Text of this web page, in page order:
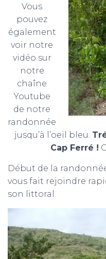
Vous
pouvez
également
voir notre
vidéo sur
notre
chaîne
Youtube
de notre
randonnée
jusqu’à l’oeil bleu.
Cap Ferré !
Début de la
vous fait rejoindre
son littoral.